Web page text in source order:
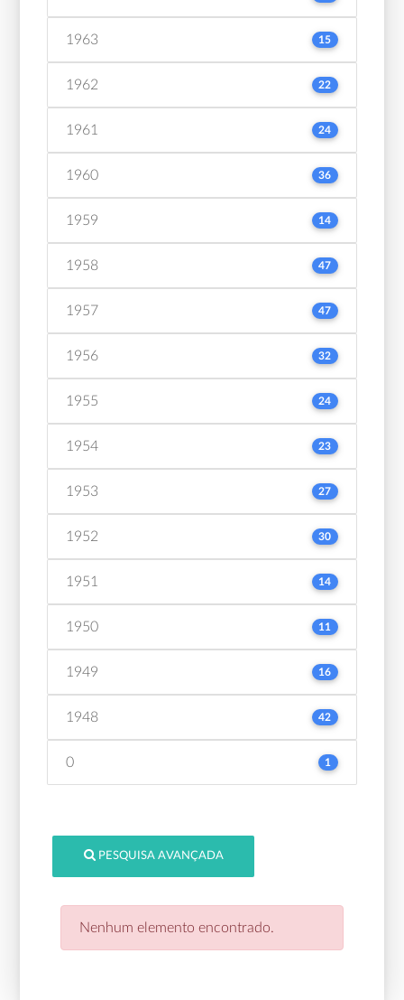
1963 15
1962 22
1961 24
1960 36
1959 14
1958 47
1957 47
1956 32
1955 24
1954 23
1953 27
1952 30
1951 14
1950 11
1949 16
1948 42
0 1
PESQUISA AVANÇADA
Nenhum elemento encontrado.